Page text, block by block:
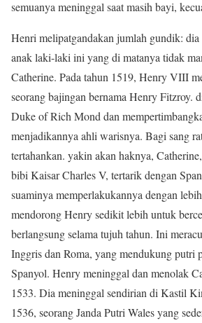
semuanya meninggal saat masih bayi,
Henri melipatgandakan jumlah gundik:
anak laki-laki ini yang di matanya tidak
Catherine. Pada tahun 1519, Henry VIII
seorang bajingan bernama Henry Fitzroy.
Duke of Rich Mond dan
menjadikannya ahli warisnya. Bagi sang
tertahankan. yakin akan haknya,
bibi Kaisar Charles V, tertarik dengan
suaminya memperlakukannya dengan
mendorong Henry sedikit lebih untuk
berlangsung selama tujuh tahun. Ini
Inggris dan Roma, yang mendukung putri
Spanyol. Henry meninggal dan menolak
1533. Dia meninggal sendirian di Kastil
1536, seorang Janda Putri Wales yang